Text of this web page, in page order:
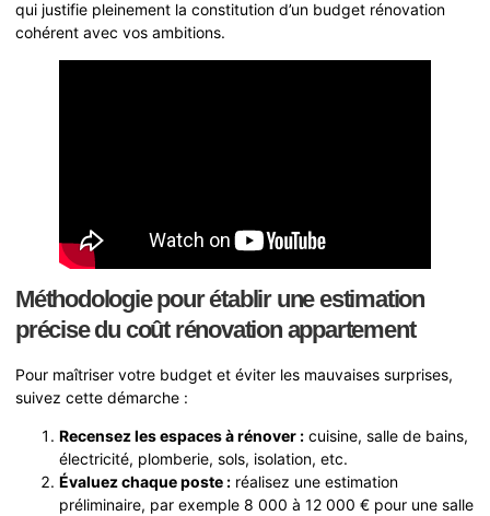
qui justifie pleinement la constitution d’un budget rénovation
cohérent avec vos ambitions.
Méthodologie pour établir une estimation
précise du coût rénovation appartement
Pour maîtriser votre budget et éviter les mauvaises surprises,
suivez cette démarche :
Recensez les espaces à rénover : cuisine, salle de bains,
électricité, plomberie, sols, isolation, etc.
Évaluez chaque poste : réalisez une estimation
préliminaire, par exemple 8 000 à 12 000 € pour une salle